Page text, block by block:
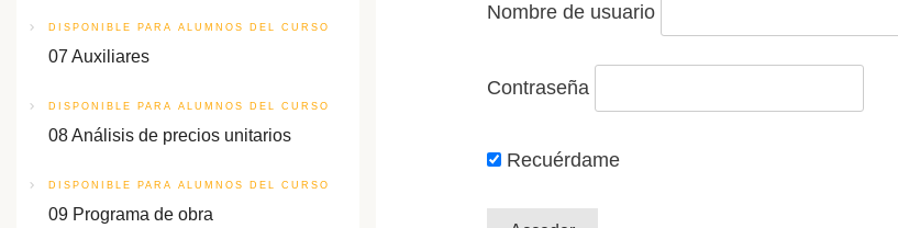
Nombre de usuario
Contraseña
Recuérdame
DISPONIBLE PARA ALUMNOS DEL CURSO
07 Auxiliares
DISPONIBLE PARA ALUMNOS DEL CURSO
08 Análisis de precios unitarios
DISPONIBLE PARA ALUMNOS DEL CURSO
09 Programa de obra